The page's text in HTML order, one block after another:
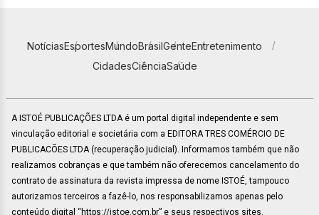
NotíciasEsportesMundoBrasilGenteEntretenimento
CidadesCiênciaSaúde
A ISTOÉ PUBLICAÇÕES LTDA é um portal digital independente e sem
vinculação editorial e societária com a EDITORA TRES COMÉRCIO DE
PUBLICACÕES LTDA (recuperação judicial). Informamos também que não
realizamos cobranças e que também não oferecemos cancelamento do
contrato de assinatura da revista impressa de nome ISTOÉ, tampouco
autorizamos terceiros a fazê-lo, nos responsabilizamos apenas pelo
conteúdo digital “https://istoe.com.br” e seus respectivos sites.